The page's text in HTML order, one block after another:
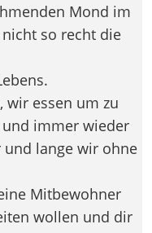
Mond im
so recht die
wir essen um zu
immer wieder
und lange wir ohne
Mitbewohner
wollen und dir